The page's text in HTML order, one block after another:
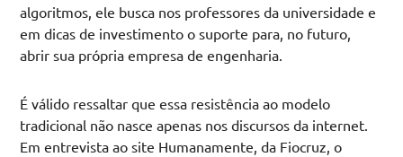
algoritmos, ele busca nos professores da universidade e
em dicas de investimento o suporte para, no futuro,
abrir sua própria empresa de engenharia.
É válido ressaltar que essa resistência ao modelo
tradicional não nasce apenas nos discursos da internet.
Em entrevista ao site Humanamente, da Fiocruz, o